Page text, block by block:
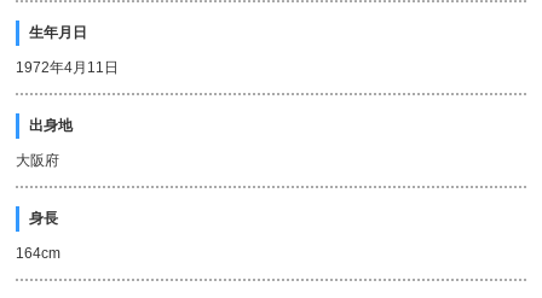
生年月日
1972年4月11日
出身地
大阪府
身長
164cm